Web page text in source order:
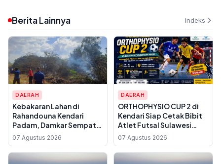
Berita Lainnya Indeks
DAERAH
Kebakaran Lahan di
Rahandouna Kendari
Padam, Damkar Sempat
Padamkan Api yang
Menyala Kembali
07 Agustus 2026
DAERAH
ORTHOPHYSIO CUP 2 di
Kendari Siap Cetak Bibit
Atlet Futsal Sulawesi
Tenggara, Total Hadiah
Rp10 Juta
07 Agustus 2026